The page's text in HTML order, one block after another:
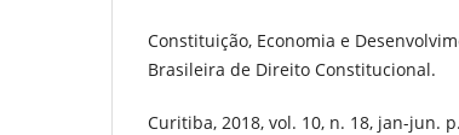
Constituição, Economia e
Brasileira de Direito Constitucional.
Curitiba, 2018, vol. 10, n. 18, jan-jun.